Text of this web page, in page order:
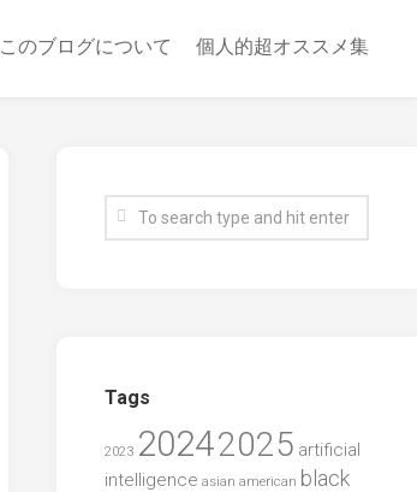
このブログについて 個人的超オススメ集
Tags
2023 20242025 artificial
intelligence asian american black